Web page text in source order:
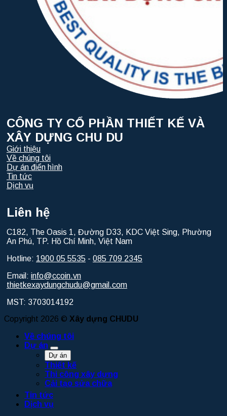
CÔNG TY CỔ PHẦN THIẾT KẾ VÀ
XÂY DỰNG CHU DU
Giới thiệu
Về chúng tôi
Dự án điển hình
Tin tức
Dịch vụ
Liên hệ
C182, The Oasis 1, Đường D33, KDC Việt Sing, Phường
An Phú, TP. Hồ Chí Minh, Việt Nam
Hotline: 1900 05 5535 - 085 709 2345
Email: info@ccoin.vn
thietkexaydungchudu@gmail.com
MST: 3703014192
Copyright 2026 © Xây dựng CHUDU
Về chúng tôi
Dự án
Dự án
Thiết kế
Thi công xây dựng
Cải tạo sửa chữa
Tin tức
Dịch vụ